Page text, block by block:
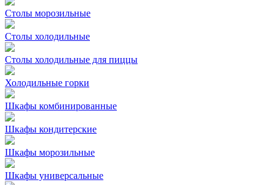
Столы морозильные
Столы холодильные
Столы холодильные для пиццы
Холодильные горки
Шкафы комбинированные
Шкафы кондитерские
Шкафы морозильные
Шкафы универсальные